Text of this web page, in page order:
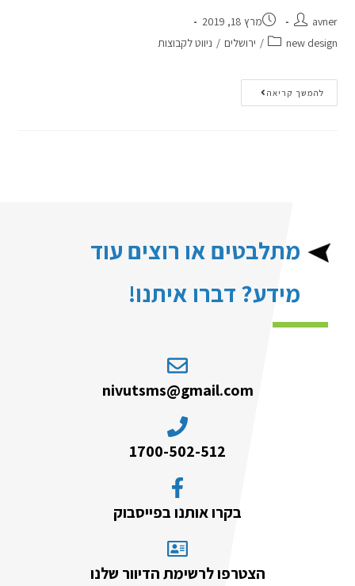
avner
מרץ 18, 2019
new design
/ ירושלים / ניווט לקבוצות
להמשך קריאה
מתלבטים או רוצים עוד
מידע? דברו איתנו!
nivutsms@gmail.com
1700-502-512
בקרו אותנו בפייסבוק
הצטרפו לרשימת הדיוור שלנו